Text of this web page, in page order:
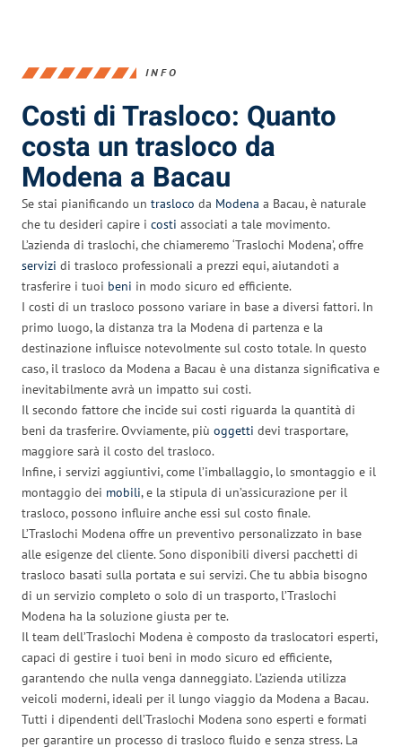
INFO
Costi di Trasloco: Quanto
costa un trasloco da
Modena a Bacau
Se stai pianificando un trasloco da Modena a Bacau, è naturale
che tu desideri capire i costi associati a tale movimento.
L’azienda di traslochi, che chiameremo ‘Traslochi Modena’, offre
servizi di trasloco professionali a prezzi equi, aiutandoti a
trasferire i tuoi beni in modo sicuro ed efficiente.
I costi di un trasloco possono variare in base a diversi fattori. In
primo luogo, la distanza tra la Modena di partenza e la
destinazione influisce notevolmente sul costo totale. In questo
caso, il trasloco da Modena a Bacau è una distanza significativa e
inevitabilmente avrà un impatto sui costi.
Il secondo fattore che incide sui costi riguarda la quantità di
beni da trasferire. Ovviamente, più oggetti devi trasportare,
maggiore sarà il costo del trasloco.
Infine, i servizi aggiuntivi, come l’imballaggio, lo smontaggio e il
montaggio dei mobili, e la stipula di un’assicurazione per il
trasloco, possono influire anche essi sul costo finale.
L’Traslochi Modena offre un preventivo personalizzato in base
alle esigenze del cliente. Sono disponibili diversi pacchetti di
trasloco basati sulla portata e sui servizi. Che tu abbia bisogno
di un servizio completo o solo di un trasporto, l’Traslochi
Modena ha la soluzione giusta per te.
Il team dell’Traslochi Modena è composto da traslocatori esperti,
capaci di gestire i tuoi beni in modo sicuro ed efficiente,
garantendo che nulla venga danneggiato. L’azienda utilizza
veicoli moderni, ideali per il lungo viaggio da Modena a Bacau.
Tutti i dipendenti dell’Traslochi Modena sono esperti e formati
per garantire un processo di trasloco fluido e senza stress. La